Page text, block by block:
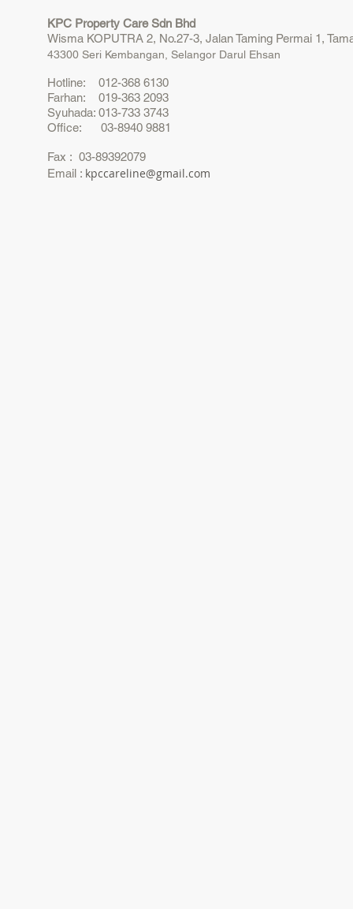
KPC Property Care Sdn Bhd
Wisma KOPUTRA 2, No.27-3, Jalan Taming Permai 1,
43300 Seri Kembangan, Selangor Darul Ehsan
Hotline: 012-368 6130
Farhan: 019-363 2093
Syuhada: 013-733 3743
Office: 03-8940 9881
Fax : 03-89392079
Email : kpccareline@gmail.com